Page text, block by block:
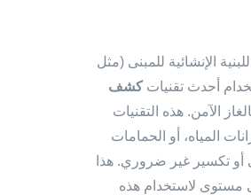
الإنشائية للمبنى (مثل
أحدث تقنياتكشف
الآمن. هذه التقنيات
المياه، أو الحمامات
تكسير غير ضروري. هذا
مستوى لاستخدام هذه